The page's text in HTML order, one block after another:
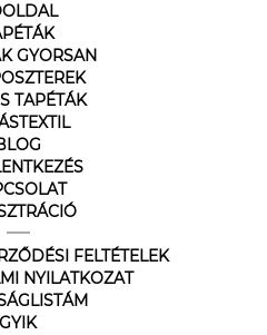
GYORSAN
TAPÉTÁK
FELTÉTELEK
NYILATKOZAT
GYIK